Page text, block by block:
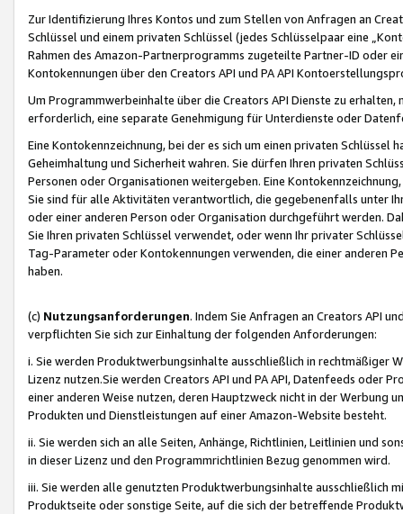
Zur Identifizierung Ihres Kontos und zum Stellen von Anfragen an
Schlüssel und einem privaten Schlüssel (jedes Schlüsselpaar eine
Rahmen des Amazon-Partnerprogramms zugeteilte Partner-ID oder
Kontokennungen über den Creators API und PA API
Um Programmwerbeinhalte über die Creators API Dienste zu
erforderlich, eine separate Genehmigung für Unterdienste oder
Eine Kontokennzeichnung, bei der es sich um einen privaten
Geheimhaltung und Sicherheit wahren. Sie dürfen Ihren privaten
Personen oder Organisationen weitergeben. Eine
Sie sind für alle Aktivitäten verantwortlich, die gegebenenfalls unter
oder einer anderen Person oder Organisation durchgeführt werden.
Sie Ihren privaten Schlüssel verwendet, oder wenn Ihr privater
Tag-Parameter oder Kontokennungen verwenden, die einer anderen
haben.
(c) Nutzungsanforderungen. Indem Sie Anfragen an Creators API
verpflichten Sie sich zur Einhaltung der folgenden Anforderungen:
i. Sie werden Produktwerbungsinhalte ausschließlich in rechtmäßiger
Lizenz nutzen.Sie werden Creators API und PA API, Datenfeeds oder
einer anderen Weise nutzen, deren Hauptzweck nicht in der Werbung
Produkten und Dienstleistungen auf einer Amazon-Website besteht.
ii. Sie werden sich an alle Seiten, Anhänge, Richtlinien, Leitlinien und
in dieser Lizenz und den Programmrichtlinien Bezug genommen wird.
iii. Sie werden alle genutzten Produktwerbungsinhalte ausschließlich
Produktseite oder sonstige Seite, auf die sich der betreffende